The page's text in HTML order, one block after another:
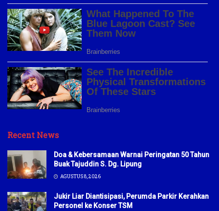
Recent News
Doa & Kebersamaan Warnai Peringatan 50 Tahun
Buak Tajuddin S. Dg. Lipung
AGUSTUS 8, 2026
Jukir Liar Diantisipasi, Perumda Parkir Kerahkan
Personel ke Konser TSM